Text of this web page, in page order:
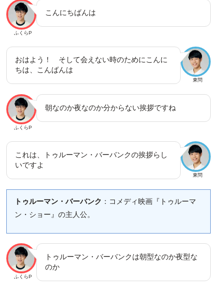
ふくらP
こんにちばんは
東問
おはよう！ そして会えない時のためにこんに
ちは、こんばんは
ふくらP
朝なのか夜なのか分からない挨拶ですね
東問
これは、トゥルーマン・バーバンクの挨拶らし
いですよ
トゥルーマン・バーバンク ：コメディ映画『トゥルーマ
ン・ショー』の主人公。
ふくらP
トゥルーマン・バーバンクは朝型なのか夜型な
のか